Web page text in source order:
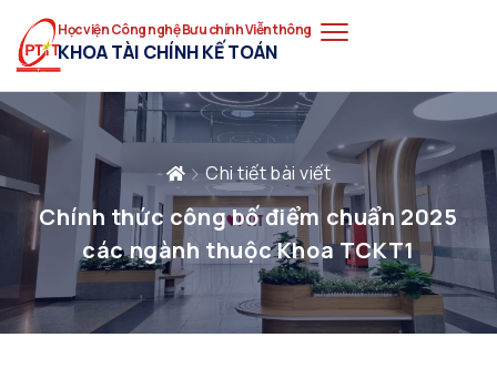
Học viện Công nghệ Bưu chính Viễn thông
KHOA TÀI CHÍNH KẾ TOÁN
Chi tiết bài viết
Chính thức công bố điểm chuẩn 2025
các ngành thuộc Khoa TCKT1